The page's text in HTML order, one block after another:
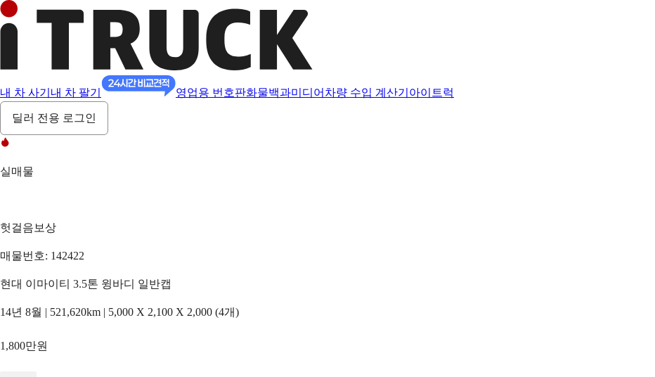
내 차 사기 내 차 팔기 영업용 번호판화물백과미디어 차량 수입 계산기 아이트럭
딜러 전용 로그인
실매물
헛걸음보상
매물번호: 142422
현대 이마이티 3.5톤 윙바디 일반캡
14년 8월 | 521,620km | 5,000 X 2,100 X 2,000 (4개)
1,800만원